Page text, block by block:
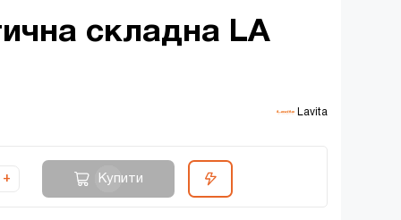
складна LA
Lavita
+ Купити